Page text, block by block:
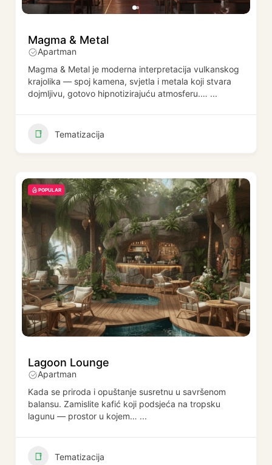
Magma & Metal
Apartman
Magma & Metal je moderna interpretacija vulkanskog
krajolika — spoj kamena, svjetla i metala koji stvara
dojmljivu, gotovo hipnotizirajuću atmosferu.… ...
Tematizacija
POPULAR
Lagoon Lounge
Apartman
Kada se priroda i opuštanje susretnu u savršenom
balansu. Zamislite kafić koji podsjeća na tropsku
lagunu — prostor u kojem… ...
Tematizacija